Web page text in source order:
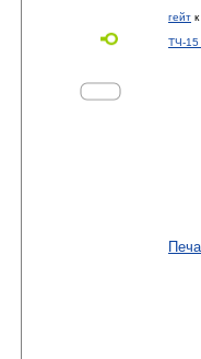
гейт к
ТЧ-15